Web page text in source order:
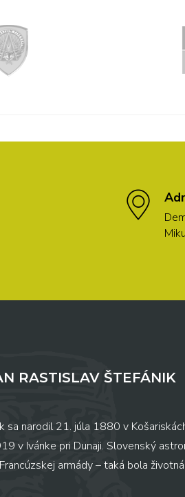
RASTISLAV ŠTEFÁNIK
sa narodil 21. júla 1880 v
v Ivánke pri Dunaji. Slovenský
armády – taká bola